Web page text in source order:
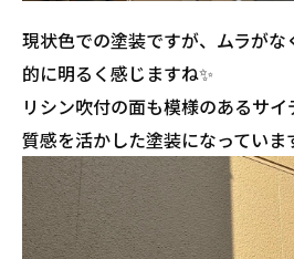
現状色での塗装ですが、ムラが
的に明るく感じますね✨
リシン吹付の面も模様のあるサ
質感を活かした塗装になっていま